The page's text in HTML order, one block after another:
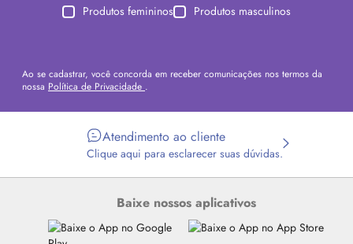
Produtos femininos Produtos masculinos
Ao se cadastrar, você concorda em receber comunicações nos termos da
nossa Política de Privacidade .
Atendimento ao cliente
Clique aqui para esclarecer suas dúvidas.
Baixe nossos aplicativos